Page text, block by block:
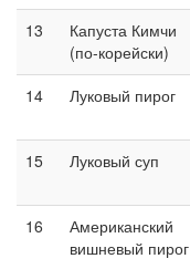
13
Капуста Кимчи
(по-корейски)
14 Луковый пирог
15
Луковый суп
16
Американский
вишневый пирог